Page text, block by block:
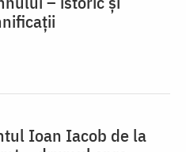
Ioan Iacob de la